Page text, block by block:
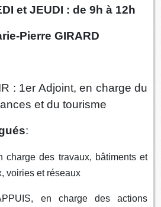
et JEUDI : de 9h à 12h
Pierre GIRARD
: 1er Adjoint, en charge du
et du tourisme
:
charge des travaux, bâtiments et
voiries et réseaux
en charge des actions